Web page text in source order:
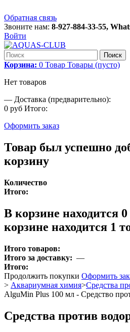
Обратная связь
Звоните нам: 8-927-884-33-55,
Войти
Поиск
Корзина: 0 Товар Товары (пусто)
Нет товаров
— Доставка (предварительно):
0 руб Итого:
Оформить заказ
Товар был успешно
корзину
Количество
Итого:
В корзине находится 0
корзине находится 1
Итого товаров:
Итого за доставку: —
Итого:
Продолжить покупки Оформить
> Аквариумная химия>Средства
AlguMin Plus 100 мл - Средство
Средства против